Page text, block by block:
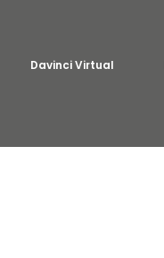
Davinci Virtual